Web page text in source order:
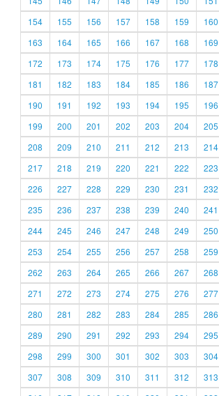
154
155 156 157 158 159 160
163
164 165 166 167 168 169
172
173 174 175 176 177 178
181
182 183 184 185 186 187
190
191 192 193 194 195 196
199
200 201 202 203 204 205
208
209 210 211 212 213 214
217
218 219 220 221 222 223
226
227 228 229 230 231 232
235
236 237 238 239 240 241
244
245 246 247 248 249 250
253
254 255 256 257 258 259
262
263 264 265 266 267 268
271
272 273 274 275 276 277
280
281 282 283 284 285 286
289
290 291 292 293 294 295
298
299 300 301 302 303 304
307
308 309 310 311 312 313